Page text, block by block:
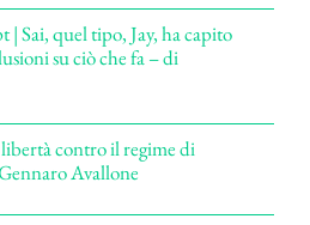
| Sai, quel tipo, Jay, ha capito
su ciò che fa – di
contro il regime di
Avallone